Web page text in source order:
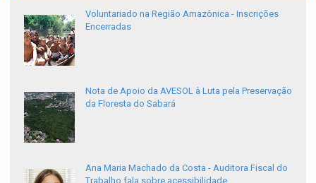
Voluntariado na Região Amazônica - Inscrições
Encerradas
Nota de Apoio da AVESOL à Luta pela Preservação
da Floresta do Sabará
Ana Maria Machado da Costa - Auditora Fiscal do
Trabalho fala sobre acessibilidade